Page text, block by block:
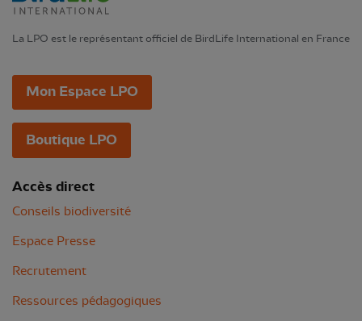
La LPO est le représentant officiel de BirdLife International en France
Mon Espace LPO
Boutique LPO
Accès direct
Conseils biodiversité
Espace Presse
Recrutement
Ressources pédagogiques